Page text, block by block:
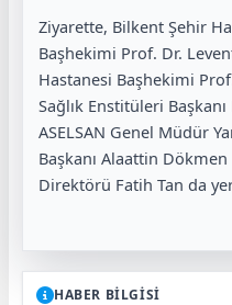
Ziyarette, Bilkent Şehir
Başhekimi Prof. Dr.
Hastanesi Başhekimi
Sağlık Enstitüleri
ASELSAN Genel Müdür
Başkanı Alaattin Dökmen
Direktörü Fatih Tan da
HABER BİLGİSİ